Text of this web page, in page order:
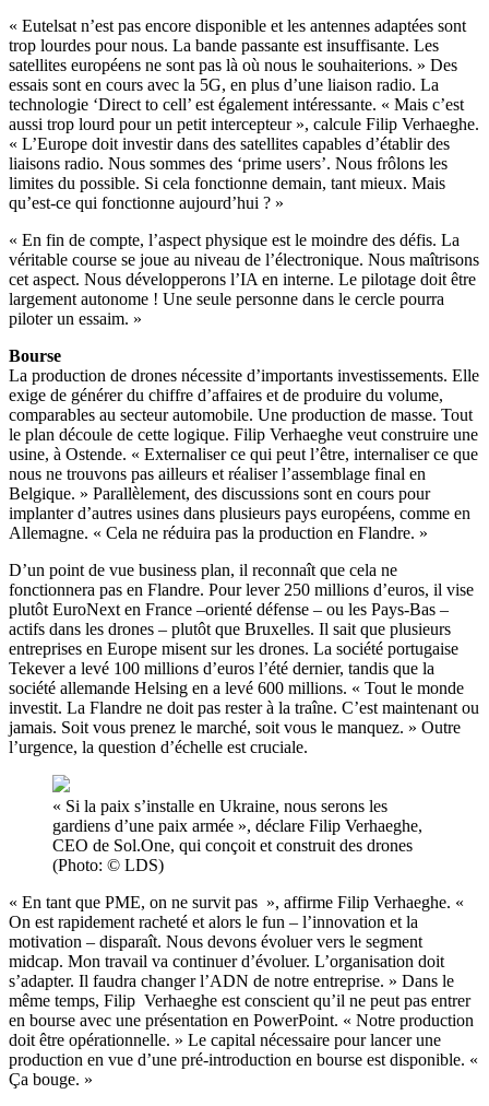
« Eutelsat n’est pas encore disponible et les antennes adaptées sont
trop lourdes pour nous. La bande passante est insuffisante. Les
satellites européens ne sont pas là où nous le souhaiterions. » Des
essais sont en cours avec la 5G, en plus d’une liaison radio. La
technologie ‘Direct to cell’ est également intéressante. « Mais c’est
aussi trop lourd pour un petit intercepteur », calcule Filip Verhaeghe.
« L’Europe doit investir dans des satellites capables d’établir des
liaisons radio. Nous sommes des ‘prime users’. Nous frôlons les
limites du possible. Si cela fonctionne demain, tant mieux. Mais
qu’est-ce qui fonctionne aujourd’hui ? »
« En fin de compte, l’aspect physique est le moindre des défis. La
véritable course se joue au niveau de l’électronique. Nous maîtrisons
cet aspect. Nous développerons l’IA en interne. Le pilotage doit être
largement autonome ! Une seule personne dans le cercle pourra
piloter un essaim. »
Bourse
La production de drones nécessite d’importants investissements. Elle
exige de générer du chiffre d’affaires et de produire du volume,
comparables au secteur automobile. Une production de masse. Tout
le plan découle de cette logique. Filip Verhaeghe veut construire une
usine, à Ostende. « Externaliser ce qui peut l’être, internaliser ce que
nous ne trouvons pas ailleurs et réaliser l’assemblage final en
Belgique. » Parallèlement, des discussions sont en cours pour
implanter d’autres usines dans plusieurs pays européens, comme en
Allemagne. « Cela ne réduira pas la production en Flandre. »
D’un point de vue business plan, il reconnaît que cela ne
fonctionnera pas en Flandre. Pour lever 250 millions d’euros, il vise
plutôt EuroNext en France –orienté défense – ou les Pays-Bas –
actifs dans les drones – plutôt que Bruxelles. Il sait que plusieurs
entreprises en Europe misent sur les drones. La société portugaise
Tekever a levé 100 millions d’euros l’été dernier, tandis que la
société allemande Helsing en a levé 600 millions. « Tout le monde
investit. La Flandre ne doit pas rester à la traîne. C’est maintenant ou
jamais. Soit vous prenez le marché, soit vous le manquez. » Outre
l’urgence, la question d’échelle est cruciale.
« Si la paix s’installe en Ukraine, nous serons les
gardiens d’une paix armée », déclare Filip Verhaeghe,
CEO de Sol.One, qui conçoit et construit des drones
(Photo: © LDS)
« En tant que PME, on ne survit pas », affirme Filip Verhaeghe. «
On est rapidement racheté et alors le fun – l’innovation et la
motivation – disparaît. Nous devons évoluer vers le segment
midcap. Mon travail va continuer d’évoluer. L’organisation doit
s’adapter. Il faudra changer l’ADN de notre entreprise. » Dans le
même temps, Filip Verhaeghe est conscient qu’il ne peut pas entrer
en bourse avec une présentation en PowerPoint. « Notre production
doit être opérationnelle. » Le capital nécessaire pour lancer une
production en vue d’une pré-introduction en bourse est disponible. «
Ça bouge. »